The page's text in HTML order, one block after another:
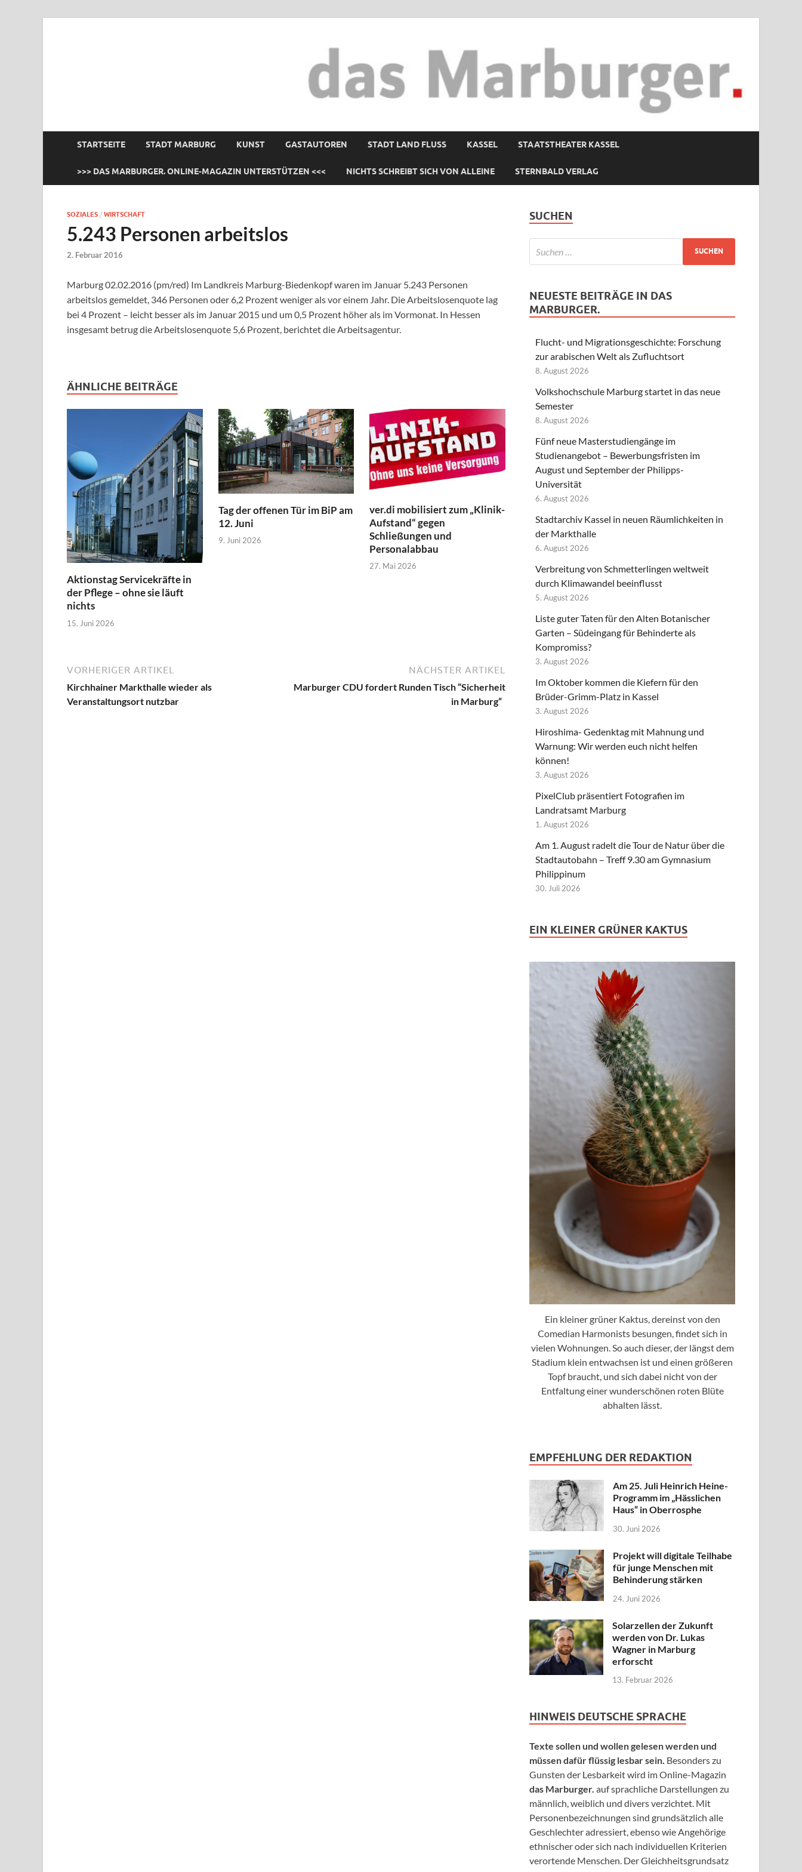
STARTSEITE STADT MARBURG KUNST GASTAUTOREN STADT LAND FLUSS KASSEL STAATSTHEATER KASSEL
>>> DAS MARBURGER. ONLINE-MAGAZIN UNTERSTÜTZEN <<< NICHTS SCHREIBT SICH VON ALLEINE STERNBALD VERLAG
SOZIALES / WIRTSCHAFT
5.243 Personen arbeitslos
2. Februar 2016
Marburg 02.02.2016 (pm/red) Im Landkreis Marburg-Biedenkopf waren im Januar 5.243 Personen
arbeitslos gemeldet, 346 Personen oder 6,2 Prozent weniger als vor einem Jahr. Die Arbeitslosenquote lag
bei 4 Prozent – leicht besser als im Januar 2015 und um 0,5 Prozent höher als im Vormonat. In Hessen
insgesamt betrug die Arbeitslosenquote 5,6 Prozent, berichtet die Arbeitsagentur.
ÄHNLICHE BEITRÄGE
Aktionstag Servicekräfte in
der Pflege – ohne sie läuft
nichts
15. Juni 2026
Tag der offenen Tür im BiP am
12. Juni
9. Juni 2026
ver.di mobilisiert zum „Klinik-
Aufstand“ gegen
Schließungen und
Personalabbau
27. Mai 2026
VORHERIGER ARTIKEL
Kirchhainer Markthalle wieder als
Veranstaltungsort nutzbar
NÄCHSTER ARTIKEL
Marburger CDU fordert Runden Tisch “Sicherheit
in Marburg“
SUCHEN
NEUESTE BEITRÄGE IN DAS
MARBURGER.
Flucht- und Migrationsgeschichte: Forschung
zur arabischen Welt als Zufluchtsort
8. August 2026
Volkshochschule Marburg startet in das neue
Semester
8. August 2026
Fünf neue Masterstudiengänge im
Studienangebot – Bewerbungsfristen im
August und September der Philipps-
Universität
6. August 2026
Stadtarchiv Kassel in neuen Räumlichkeiten in
der Markthalle
6. August 2026
Verbreitung von Schmetterlingen weltweit
durch Klimawandel beeinflusst
5. August 2026
Liste guter Taten für den Alten Botanischer
Garten – Südeingang für Behinderte als
Kompromiss?
3. August 2026
Im Oktober kommen die Kiefern für den
Brüder-Grimm-Platz in Kassel
3. August 2026
Hiroshima- Gedenktag mit Mahnung und
Warnung: Wir werden euch nicht helfen
können!
3. August 2026
PixelClub präsentiert Fotografien im
Landratsamt Marburg
1. August 2026
Am 1. August radelt die Tour de Natur über die
Stadtautobahn – Treff 9.30 am Gymnasium
Philippinum
30. Juli 2026
EIN KLEINER GRÜNER KAKTUS
Ein kleiner grüner Kaktus, dereinst von den
Comedian Harmonists besungen, findet sich in
vielen Wohnungen. So auch dieser, der längst dem
Stadium klein entwachsen ist und einen größeren
Topf braucht, und sich dabei nicht von der
Entfaltung einer wunderschönen roten Blüte
abhalten lässt.
EMPFEHLUNG DER REDAKTION
Am 25. Juli Heinrich Heine-
Programm im „Hässlichen
Haus“ in Oberrosphe
30. Juni 2026
Projekt will digitale Teilhabe
für junge Menschen mit
Behinderung stärken
24. Juni 2026
Solarzellen der Zukunft
werden von Dr. Lukas
Wagner in Marburg
erforscht
13. Februar 2026
HINWEIS DEUTSCHE SPRACHE
Texte sollen und wollen gelesen werden und
müssen dafür flüssig lesbar sein. Besonders zu
Gunsten der Lesbarkeit wird im Online-Magazin
das Marburger. auf sprachliche Darstellungen zu
männlich, weiblich und divers verzichtet. Mit
Personenbezeichnungen sind grundsätzlich alle
Geschlechter adressiert, ebenso wie Angehörige
ethnischer oder sich nach individuellen Kriterien
verortende Menschen. Der Gleichheitsgrundsatz